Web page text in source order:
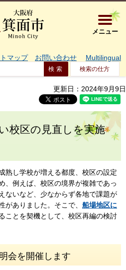
大阪府箕
メニュー
マップ お問い合わせ Multilingual
検索の仕方
更新日：2024年9月9日
校区の見直しを実施
熟し学校が増える都度、校区の設定
、例えば、校区の境界が複雑であっ
ないなど、少なからず各地で課題が
がありました。そこで、 船場地区に
ことを契機として、校区再編の検討
会を開催します